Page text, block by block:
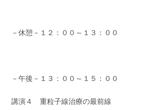
－休憩－１２：００～１３：００
－午後－１３：００～１５：００
講演４ 重粒子線治療の最前線